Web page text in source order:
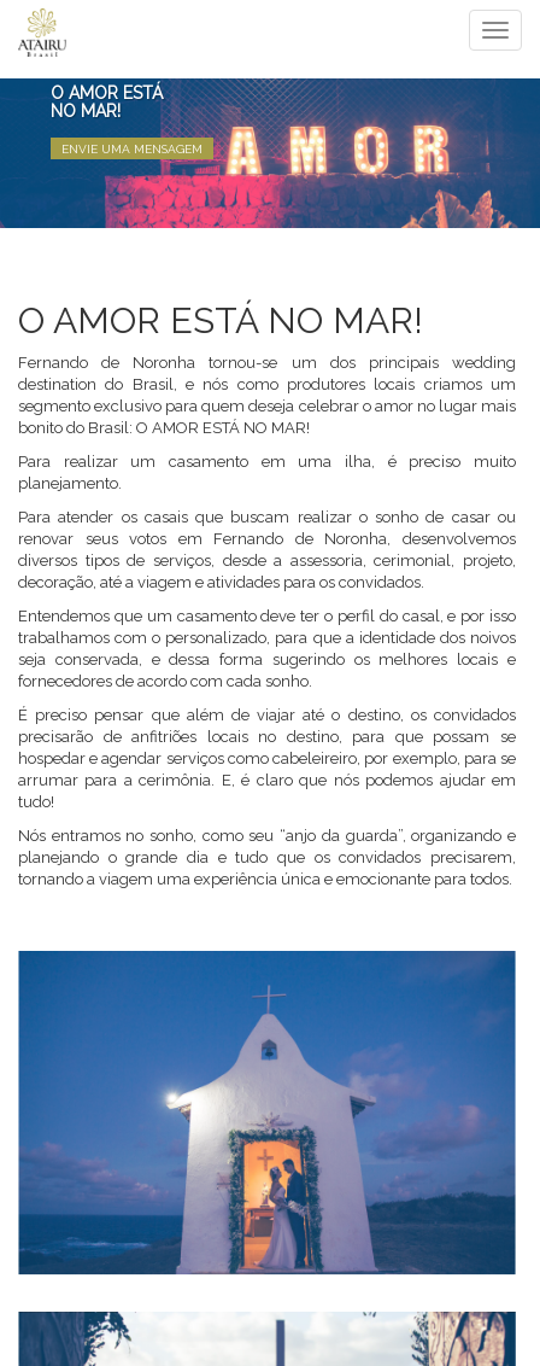
O AMOR ESTÁ
NO MAR!
ENVIE UMA MENSAGEM
O AMOR ESTÁ NO MAR!
Fernando de Noronha tornou-se um dos principais wedding
destination do Brasil, e nós como produtores locais criamos um
segmento exclusivo para quem deseja celebrar o amor no lugar mais
bonito do Brasil: O AMOR ESTÁ NO MAR!
Para realizar um casamento em uma ilha, é preciso muito
planejamento.
Para atender os casais que buscam realizar o sonho de casar ou
renovar seus votos em Fernando de Noronha, desenvolvemos
diversos tipos de serviços, desde a assessoria, cerimonial, projeto,
decoração, até a viagem e atividades para os convidados.
Entendemos que um casamento deve ter o perfil do casal, e por isso
trabalhamos com o personalizado, para que a identidade dos noivos
seja conservada, e dessa forma sugerindo os melhores locais e
fornecedores de acordo com cada sonho.
É preciso pensar que além de viajar até o destino, os convidados
precisarão de anfitriões locais no destino, para que possam se
hospedar e agendar serviços como cabeleireiro, por exemplo, para se
arrumar para a cerimônia. E, é claro que nós podemos ajudar em
tudo!
Nós entramos no sonho, como seu “anjo da guarda”, organizando e
planejando o grande dia e tudo que os convidados precisarem,
tornando a viagem uma experiência única e emocionante para todos.